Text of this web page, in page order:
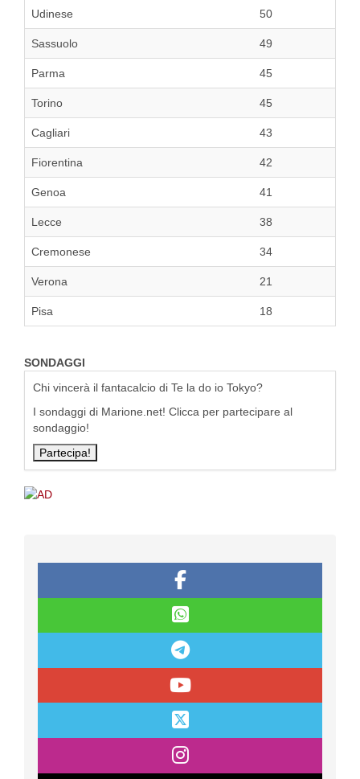
Udinese 50
Sassuolo 49
Parma 45
Torino 45
Cagliari 43
Fiorentina 42
Genoa 41
Lecce 38
Cremonese 34
Verona 21
Pisa 18
SONDAGGI
Chi vincerà il fantacalcio di Te la do io Tokyo?
I sondaggi di Marione.net! Clicca per partecipare al
sondaggio!